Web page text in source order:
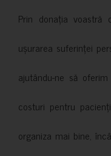
Prin donația
ușurarea suferinței
ajutându-ne să
costuri pentru
organiza mai bine,